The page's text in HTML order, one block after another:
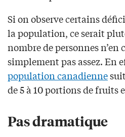
Si on observe certains
la population, ce serait
nombre de personnes
simplement pas assez. En
population canadienne
de 5 à 10 portions de fruits
Pas dramatique